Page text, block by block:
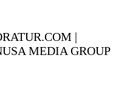
|
MEDIA GROUP